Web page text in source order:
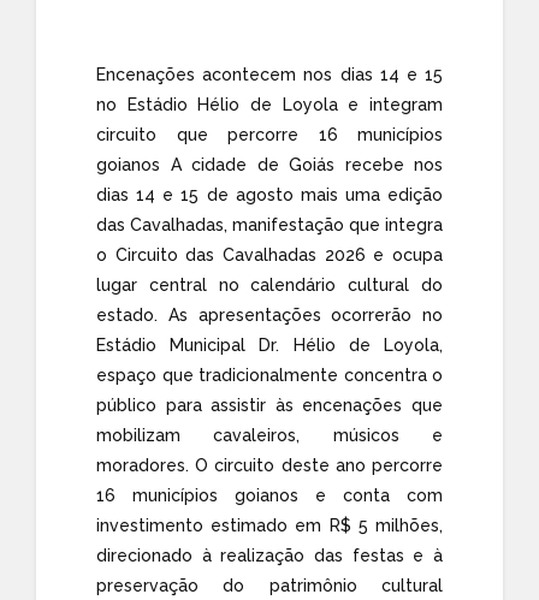
Encenações acontecem nos dias 14 e 15
no Estádio Hélio de Loyola e integram
circuito que percorre 16 municípios
goianos A cidade de Goiás recebe nos
dias 14 e 15 de agosto mais uma edição
das Cavalhadas, manifestação que integra
o Circuito das Cavalhadas 2026 e ocupa
lugar central no calendário cultural do
estado. As apresentações ocorrerão no
Estádio Municipal Dr. Hélio de Loyola,
espaço que tradicionalmente concentra o
público para assistir às encenações que
mobilizam cavaleiros, músicos e
moradores. O circuito deste ano percorre
16 municípios goianos e conta com
investimento estimado em R$ 5 milhões,
direcionado à realização das festas e à
preservação do patrimônio cultural